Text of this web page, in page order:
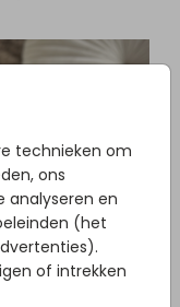
technieken om
ons
analyseren en
(het
of intrekken